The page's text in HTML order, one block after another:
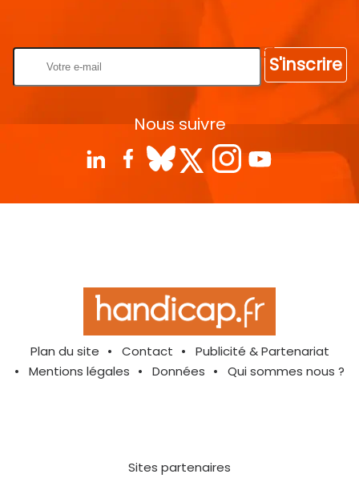
S'inscrire
Nous suivre
Plan du site Contact
Publicité & Partenariat
Mentions légales
Données Qui sommes nous ?
Sites partenaires